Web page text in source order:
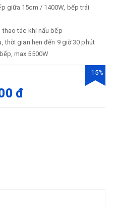
giữa 15cm / 1400W, bếp trái
tác khi nấu bếp
thời gian hẹn đến 9 giờ 30 phút
max 5500W
đ
- 15%